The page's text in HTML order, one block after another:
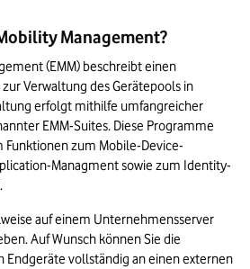
Management?
(EMM) beschreibt einen
Verwaltung des Gerätepools in
erfolgt mithilfe umfangreicher
EMM-Suites. Diese Programme
zum Mobile-Device-
Managment sowie zum Identity-
auf einem Unternehmensserver
Auf Wunsch können Sie die
Endgeräte vollständig an einen externen